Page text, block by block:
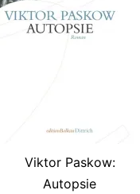
Viktor Paskow:
Autopsie